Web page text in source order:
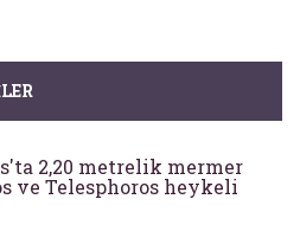
2,20 metrelik mermer
ve Telesphoros heykeli